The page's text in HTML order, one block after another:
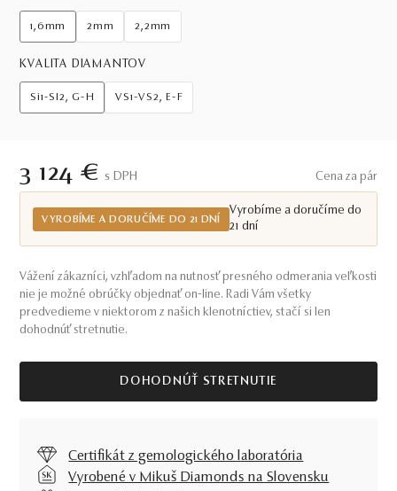
1,6mm 2mm 2,2mm
KVALITA DIAMANTOV
Si1-SI2, G-H VS1-VS2, E-F
3 124 € S DPH Cena za pár
VYROBÍME A DORUČÍME DO 21 DNÍ
Vyrobíme a doručíme do
21 dní
Vážení zákazníci, vzhľadom na nutnosť presného odmerania veľkosti
nie je možné obrúčky objednať on-line. Radi Vám všetky
predvedieme v niektorom z našich klenotníctiev, stačí si len
dohodnúť stretnutie.
DOHODNÚŤ STRETNUTIE
Certifikát z gemologického laboratória
Vyrobené v Mikuš Diamonds na Slovensku